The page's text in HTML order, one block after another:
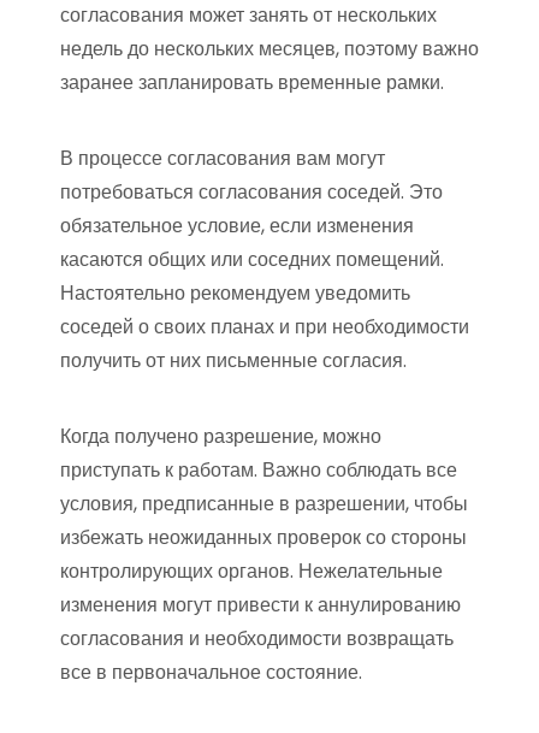
согласования может занять от нескольких
недель до нескольких месяцев, поэтому важно
заранее запланировать временные рамки.
В процессе согласования вам могут
потребоваться согласования соседей. Это
обязательное условие, если изменения
касаются общих или соседних помещений.
Настоятельно рекомендуем уведомить
соседей о своих планах и при необходимости
получить от них письменные согласия.
Когда получено разрешение, можно
приступать к работам. Важно соблюдать все
условия, предписанные в разрешении, чтобы
избежать неожиданных проверок со стороны
контролирующих органов. Нежелательные
изменения могут привести к аннулированию
согласования и необходимости возвращать
все в первоначальное состояние.